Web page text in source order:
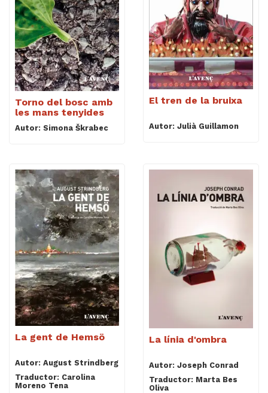
Torno del bosc amb
les mans tenyides
Autor: Simona Škrabec
El tren de la bruixa
Autor: Julià Guillamon
La gent de Hemsö
Autor: August Strindberg
Traductor: Carolina
Moreno Tena
La línia d'ombra
Autor: Joseph Conrad
Traductor: Marta Bes
Oliva